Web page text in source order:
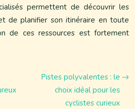
permettent de découvrir les
de planifier son itinéraire en toute
de ces ressources est fortement
Pistes polyvalentes : le
choix idéal pour les
cyclistes curieux